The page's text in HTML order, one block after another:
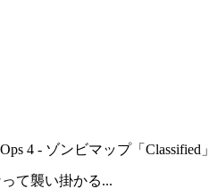
4 - ゾンビマップ「Classified」
て襲い掛かる...